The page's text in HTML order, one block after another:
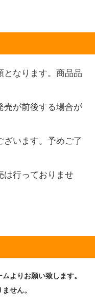
となります。商品品
売が前後する場合が
ざいます。予めご了
は行っておりませ
よりお願い致します。
せん。